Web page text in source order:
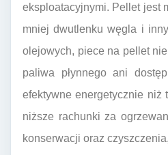
eksploatacyjnymi. Pellet jest
mniej dwutlenku węgla i
olejowych, piece na pellet
paliwa płynnego ani
efektywne energetycznie niż
niższe rachunki za
konserwacji oraz